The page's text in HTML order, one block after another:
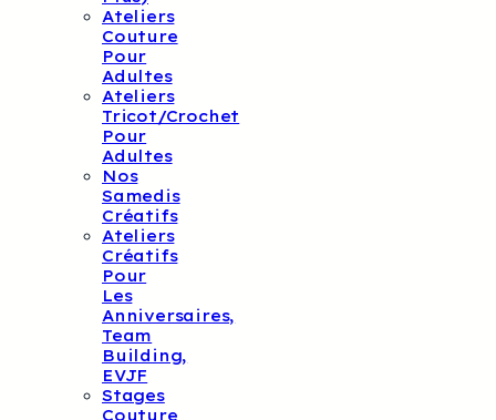
Ateliers
Couture
Pour
Adultes
Ateliers
Tricot/crochet
Pour
Adultes
Nos
Samedis
Créatifs
Ateliers
Créatifs
Pour
Les
Anniversaires,
Team
Building,
EVJF
Stages
Couture